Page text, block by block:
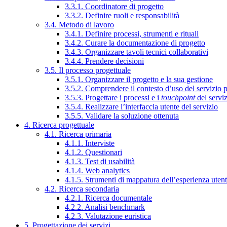
3.3.1. Coordinatore di progetto
3.3.2. Definire ruoli e responsabilità
3.4. Metodo di lavoro
3.4.1. Definire processi, strumenti e rituali
3.4.2. Curare la documentazione di progetto
3.4.3. Organizzare tavoli tecnici collaborativi
3.4.4. Prendere decisioni
3.5. Il processo progettuale
3.5.1. Organizzare il progetto e la sua gestione
3.5.2. Comprendere il contesto d’uso del servizio
3.5.3. Progettare i processi e i touchpointdel
3.5.4. Realizzare l’interfaccia utente del servizio
3.5.5. Validare la soluzione ottenuta
4. Ricerca progettuale
4.1. Ricerca primaria
4.1.1. Interviste
4.1.2. Questionari
4.1.3. Test di usabilità
4.1.4. Web analytics
4.1.5. Strumenti di mappatura dell’esperienza
4.2. Ricerca secondaria
4.2.1. Ricerca documentale
4.2.2. Analisi benchmark
4.2.3. Valutazione euristica
5. Progettazione dei servizi